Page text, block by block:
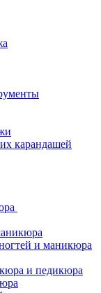
карандашей
и маникюра
и педикюра